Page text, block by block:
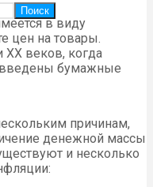
Поиск
в виду
цен на товары.
XX веков, когда
введены бумажные
причинам,
денежной массы
и несколько